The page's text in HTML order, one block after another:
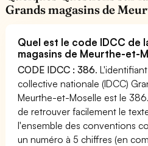
Grands magasins de
Quel est le code IDCC de
magasins de Meurthe-et-
CODE IDCC : 386.
collective nationale (IDCC)
Meurthe-et-Moselle est le
de retrouver facilement le
l'ensemble des conventions
un numéro à 5 chiffres (en